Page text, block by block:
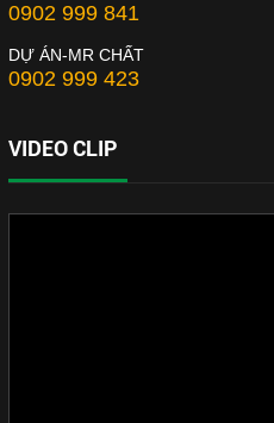
0902 999 841
DỰ ÁN-MR CHẤT
0902 999 423
VIDEO CLIP